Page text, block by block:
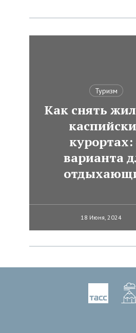
Туризм
Как снять
курортах:
варианта
18 Июня, 2024